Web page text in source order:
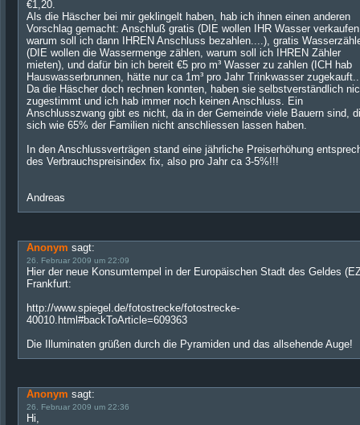
€1,20.
Als die Häscher bei mir geklingelt haben, hab ich ihnen einen anderen
Vorschlag gemacht: Anschluß gratis (DIE wollen IHR Wasser
warum soll ich dann IHREN Anschluss bezahlen....), gratis
(DIE wollen die Wassermenge zählen, warum soll ich IHREN Zähler
mieten), und dafür bin ich bereit €5 pro m³ Wasser zu zahlen (ICH hab
Hauswasserbrunnen, hätte nur ca 1m³ pro Jahr Trinkwasser
Da die Häscher doch rechnen konnten, haben sie selbstverständlich
zugestimmt und ich hab immer noch keinen Anschluss. Ein
Anschlusszwang gibt es nicht, da in der Gemeinde viele Bauern sind,
sich wie 65% der Familien nicht anschliessen lassen haben.
In den Anschlussverträgen stand eine jährliche Preiserhöhung
des Verbrauchspreisindex fix, also pro Jahr ca 3-5%!!!
Andreas
Anonym sagt:
26. Februar 2009 um 22:09
Hier der neue Konsumtempel in der Europäischen Stadt des Geldes
Frankfurt:
http://www.spiegel.de/fotostrecke/fotostrecke-
40010.html#backToArticle=609363
Die Illuminaten grüßen durch die Pyramiden und das allsehende Auge!
Anonym sagt:
26. Februar 2009 um 22:36
Hi,